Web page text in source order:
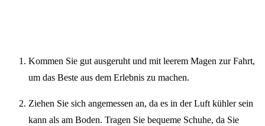
Kommen Sie gut ausgeruht und mit leerem Magen zur Fahrt,
um das Beste aus dem Erlebnis zu machen.
Ziehen Sie sich angemessen an, da es in der Luft kühler sein
kann als am Boden. Tragen Sie bequeme Schuhe, da Sie